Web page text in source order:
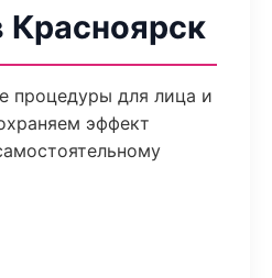
Красноярск
процедуры для лица и
эффект